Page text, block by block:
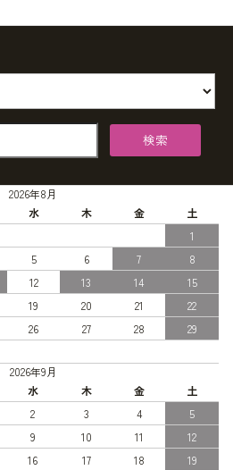
検索
2026年8月
水 木 金
土
1
5 6 7
8
12 13 14
15
19 20 21
22
26 27 28
29
2026年9月
水 木 金
土
2 3 4
5
9 10 11
12
16 17 18
19